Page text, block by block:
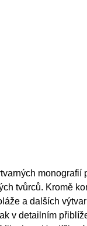
tvůrců. Kromě
a dalších
v detailním